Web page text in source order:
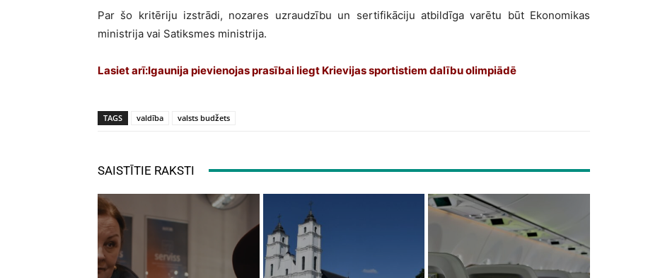
Par šo kritēriju izstrādi, nozares uzraudzību un sertifikāciju atbildīga varētu būt Ekonomikas
ministrija vai Satiksmes ministrija.
Lasiet arī:Igaunija pievienojas prasībai liegt Krievijas sportistiem dalību olimpiādē
TAGS valdība valsts budžets
SAISTĪTIE RAKSTI